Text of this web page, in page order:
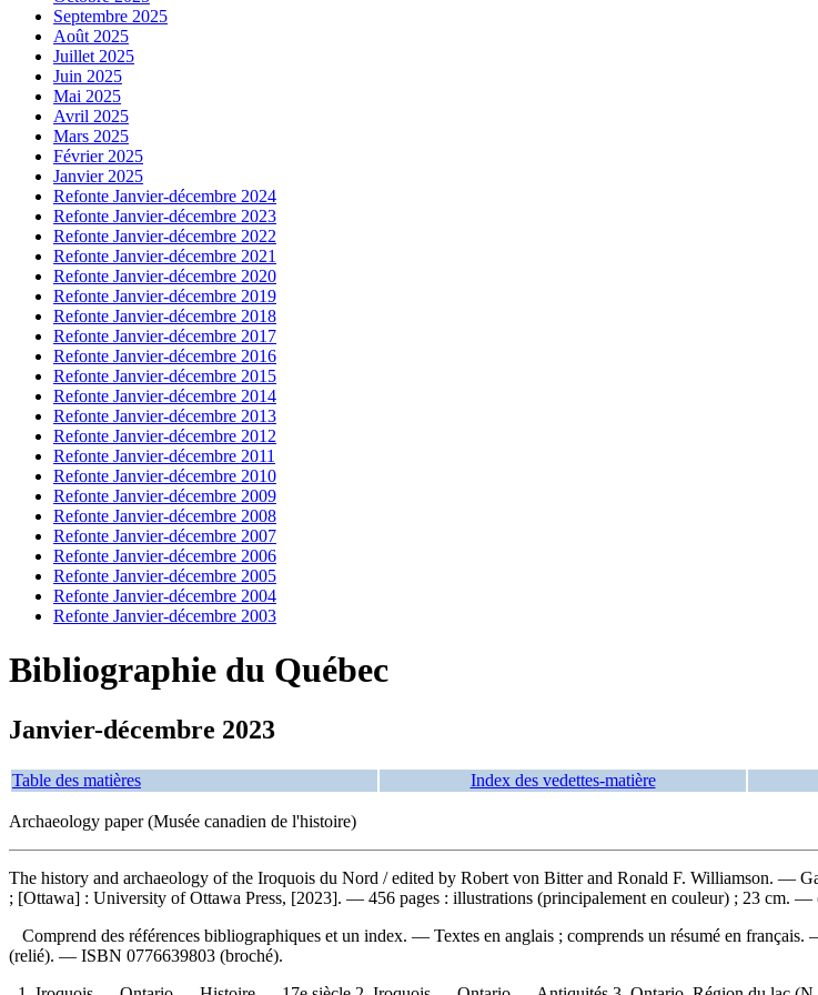
Septembre 2025
Août 2025
Juillet 2025
Juin 2025
Mai 2025
Avril 2025
Mars 2025
Février 2025
Janvier 2025
Refonte Janvier-décembre 2024
Refonte Janvier-décembre 2023
Refonte Janvier-décembre 2022
Refonte Janvier-décembre 2021
Refonte Janvier-décembre 2020
Refonte Janvier-décembre 2019
Refonte Janvier-décembre 2018
Refonte Janvier-décembre 2017
Refonte Janvier-décembre 2016
Refonte Janvier-décembre 2015
Refonte Janvier-décembre 2014
Refonte Janvier-décembre 2013
Refonte Janvier-décembre 2012
Refonte Janvier-décembre 2011
Refonte Janvier-décembre 2010
Refonte Janvier-décembre 2009
Refonte Janvier-décembre 2008
Refonte Janvier-décembre 2007
Refonte Janvier-décembre 2006
Refonte Janvier-décembre 2005
Refonte Janvier-décembre 2004
Refonte Janvier-décembre 2003
Bibliographie du Québec
Janvier-décembre 2023
Table des matières Index des vedettes-matière
Archaeology paper (Musée canadien de l'histoire)
The history and archaeology of the Iroquois du Nord / edited by Robert von Bitter and Ronald F. Williamson. —
; [Ottawa] : University of Ottawa Press, [2023]. — 456 pages : illustrations (principalement en couleur) ; 23 cm. —
Comprend des références bibliographiques et un index. — Textes en anglais ; comprends un résumé en français.
(relié). — ISBN 0776639803 (broché).